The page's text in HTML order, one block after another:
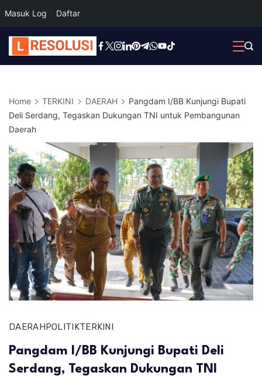
Masuk Log Daftar
Skip
to
Home TERKINI DAERAH
Pangdam I/BB Kunjungi Bupati
Deli Serdang, Tegaskan Dukungan TNI untuk Pembangunan
Daerah
DAERAHPOLITIKTERKINI
Pangdam I/BB Kunjungi Bupati Deli
Serdang, Tegaskan Dukungan TNI